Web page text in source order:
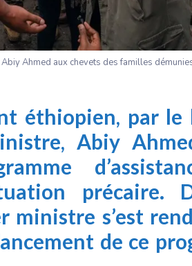
Ahmed aux chevets des familles
éthiopien, par le
Abiy
précaire.
ministre s’est
de ce